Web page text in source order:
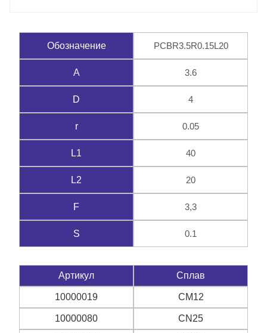
Обозначение PCBR3.5R0.15L20
A 3.6
D 4
r 0.05
L1 40
L2 20
F 3,3
S 0.1
Артикул Сплав
10000019 CM12
10000080 CN25